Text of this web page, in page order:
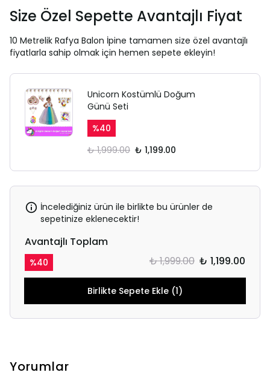
Size Özel Sepette Avantajlı Fiyat
10 Metrelik Rafya Balon İpine tamamen size özel avantajlı
fiyatlarla sahip olmak için hemen sepete ekleyin!
Unicorn Kostümlü Doğum
Günü Seti
%40
₺ 1,999.00 ₺ 1,199.00
İncelediğiniz ürün ile birlikte bu ürünler de
sepetinize eklenecektir!
Avantajlı Toplam
%40 ₺ 1,999.00 ₺ 1,199.00
Birlikte Sepete Ekle (1)
Yorumlar